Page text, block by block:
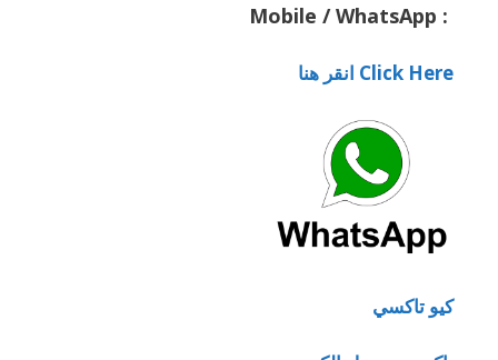
:
Mobile / WhatsApp
Click Here انقر هنا
كيو تاكسي